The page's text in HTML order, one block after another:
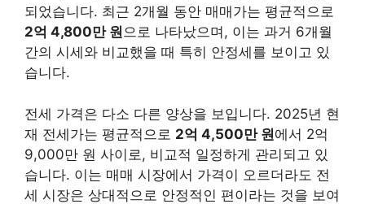
되었습니다. 최근 2개월 동안 매매가는 평균적으로
2억 4,800만 원으로 나타났으며, 이는 과거 6개월
간의 시세와 비교했을 때 특히 안정세를 보이고 있
습니다.
전세 가격은 다소 다른 양상을 보입니다. 2025년 현
재 전세가는 평균적으로 2억 4,500만 원에서 2억
9,000만 원 사이로, 비교적 일정하게 관리되고 있
습니다. 이는 매매 시장에서 가격이 오르더라도 전
세 시장은 상대적으로 안정적인 편이라는 것을 보여